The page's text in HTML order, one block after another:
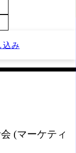
込み
(マーケティ